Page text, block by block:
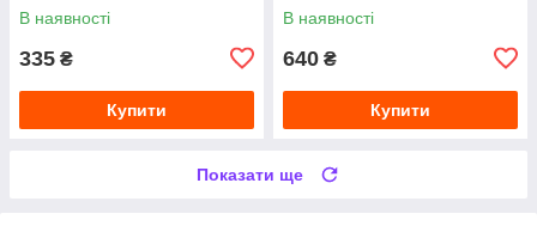
В наявності
335 ₴
Купити
В наявності
640 ₴
Купити
Показати ще